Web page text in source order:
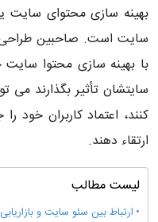
بهینه سازی محتوای سایت
سایت است. صاحبین
با بهینه سازی محتوا سایت
سایتشان تأثیر بگذارند
کنند، اعتماد کاربران خود
ارتقاء دهند.
لیست مطالب
ارتباط بین سئو سایت و